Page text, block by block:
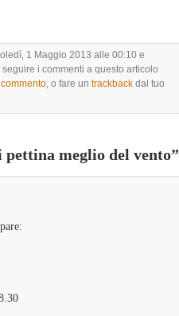
1 Maggio 2013 alle 00:10 e
seguire i commenti a questo articolo
, o fare un trackback dal tuo
pettina meglio del vento”